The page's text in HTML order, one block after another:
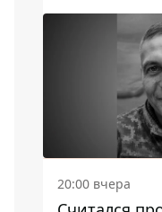
20:00 вчера